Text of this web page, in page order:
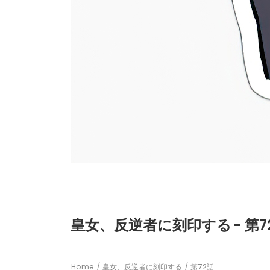
皇女、反逆者に刻印する - 第
Home 皇女、反逆者に刻印する 第72話